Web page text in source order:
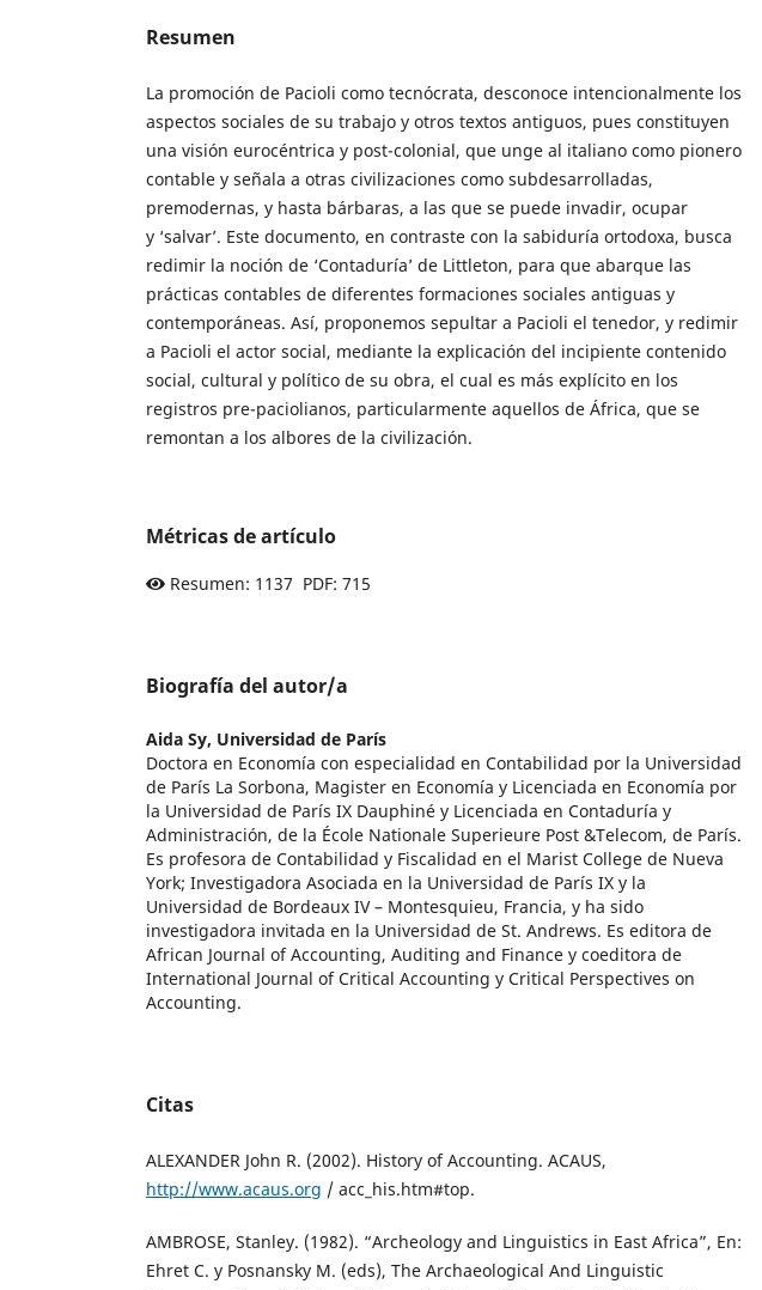
Resumen
La promoción de Pacioli como tecnócrata, desconoce intencionalmente los
aspectos sociales de su trabajo y otros textos antiguos, pues constituyen
una visión eurocéntrica y post-colonial, que unge al italiano como pionero
contable y señala a otras civilizaciones como subdesarrolladas,
premodernas, y hasta bárbaras, a las que se puede invadir, ocupar
y ‘salvar’. Este documento, en contraste con la sabiduría ortodoxa, busca
redimir la noción de ‘Contaduría’ de Littleton, para que abarque las
prácticas contables de diferentes formaciones sociales antiguas y
contemporáneas. Así, proponemos sepultar a Pacioli el tenedor, y redimir
a Pacioli el actor social, mediante la explicación del incipiente contenido
social, cultural y político de su obra, el cual es más explícito en los
registros pre-paciolianos, particularmente aquellos de África, que se
remontan a los albores de la civilización.
Métricas de artículo
Resumen: 1137 PDF: 715
Biografía del autor/a
Aida Sy, Universidad de París
Doctora en Economía con especialidad en Contabilidad por la Universidad
de París La Sorbona, Magister en Economía y Licenciada en Economía por
la Universidad de París IX Dauphiné y Licenciada en Contaduría y
Administración, de la École Nationale Superieure Post &Telecom, de París.
Es profesora de Contabilidad y Fiscalidad en el Marist College de Nueva
York; Investigadora Asociada en la Universidad de París IX y la
Universidad de Bordeaux IV – Montesquieu, Francia, y ha sido
investigadora invitada en la Universidad de St. Andrews. Es editora de
African Journal of Accounting, Auditing and Finance y coeditora de
International Journal of Critical Accounting y Critical Perspectives on
Accounting.
Citas
ALEXANDER John R. (2002). History of Accounting. ACAUS,
http://www.acaus.org / acc_his.htm#top.
AMBROSE, Stanley. (1982). “Archeology and Linguistics in East Africa”, En:
Ehret C. y Posnansky M. (eds), The Archaeological And Linguistic